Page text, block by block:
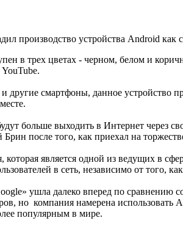
в трех цветах - черном, белом и
другие смартфоны, данное устройство
больше выходить в Интернет через
Брин после того, как приехал на
которая является одной из ведущих в
в сеть, независимо от того,
ушла далеко вперед по сравнению
но компания намерена использовать
популярным в мире.